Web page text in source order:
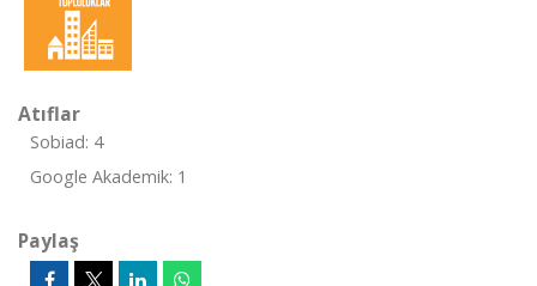
Atıflar
Sobiad: 4
Google Akademik: 1
Paylaş